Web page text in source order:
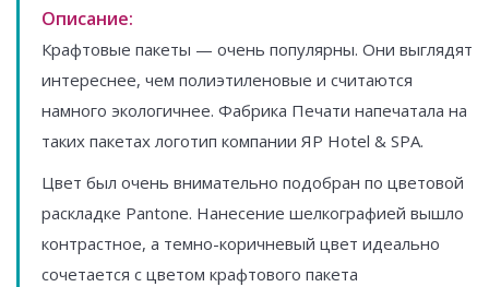
Описание:
Крафтовые пакеты — очень популярны. Они выглядят
интереснее, чем полиэтиленовые и считаются
намного экологичнее. Фабрика Печати напечатала на
таких пакетах логотип компании ЯР Hotel & SPA.
Цвет был очень внимательно подобран по цветовой
раскладке Pantone. Нанесение шелкографией вышло
контрастное, а темно-коричневый цвет идеально
сочетается с цветом крафтового пакета